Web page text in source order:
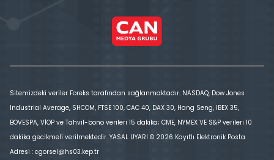
Sitemizdeki veriler Foreks tarafından sağlanmaktadır. NASDAQ, Dow Jones
Industrial Average, SHCOM, FTSE 100, CAC 40, DAX 30, Hang Seng, IBEX 35,
BOVESPA, VİOP ve Tahvil-bono verileri 15 dakika; CME, NYMEX VE S&P verileri 10
dakika gecikmeli verilmektedir. YASAL UYARI © 2026 Kayıtlı Elektronik Posta
Adresi : cgorsel@hs03.kep.tr